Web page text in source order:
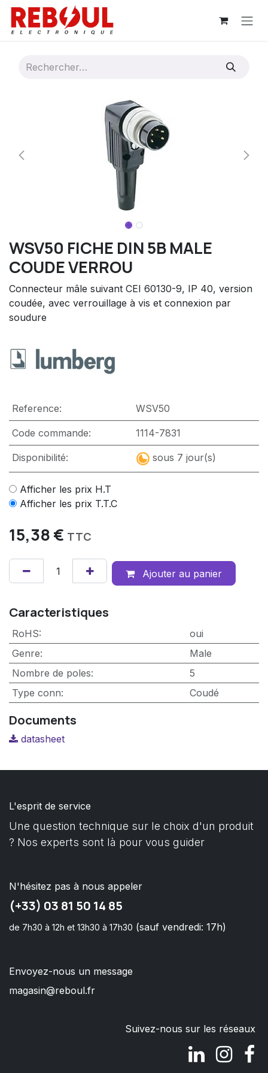
Se rendre au contenu
WSV50 FICHE DIN 5B MALE
COUDE VERROU
Connecteur mâle suivant CEI 60130-9, IP 40, version
coudée, avec verrouillage à vis et connexion par
soudure
Reference: WSV50
Code commande: 1114-7831
Disponibilité: sous 7 jour(s)
Afficher les prix H.T
Afficher les prix T.T.C
15,38€ TTC
Ajouter au panier
Caracteristiques
RoHS:
oui
Genre:
Male
Nombre de poles:
5
Type conn: Coudé
Documents
datasheet
L'esprit de service
Une question technique sur le choix d'un produit
? Nos experts sont là pour vous guider
N'hésitez pas à nous appeler
(+33) 03 81 50 14 85
de 7h30 à 12h et 13h30 à 17h30 (sauf vendredi: 17h)
Envoyez-nous un message
magasin@reboul.fr
Suivez-nous sur les réseaux